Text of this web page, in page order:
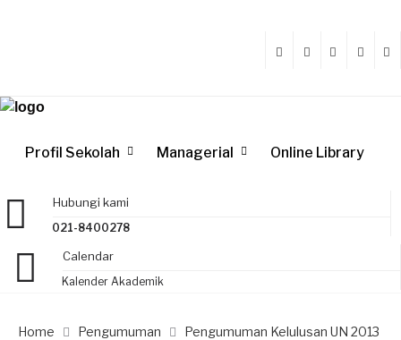
Profil Sekolah Managerial Online Library
Hubungi kami
021-8400278
Calendar
Kalender Akademik
Home Pengumuman Pengumuman Kelulusan UN 2013